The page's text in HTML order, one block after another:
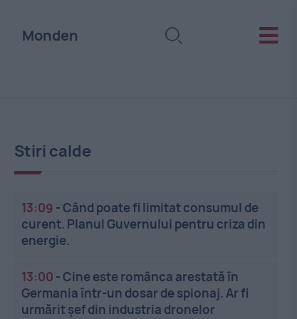
Monden
Stiri calde
13:09 -Când poate fi limitat consumul de
curent. Planul Guvernului pentru criza din
energie.
13:00 -Cine este românca arestată în
Germania într-un dosar de spionaj. Ar fi
urmărit șef din industria dronelor